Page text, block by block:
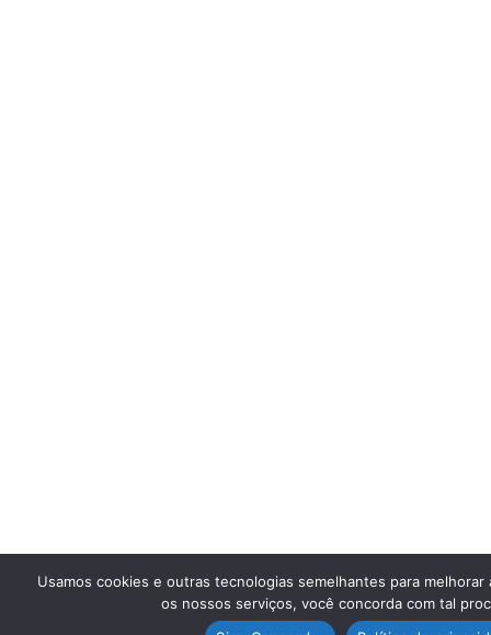
Usamos cookies e outras tecnologias semelhantes para
os nossos serviços, você concorda com tal